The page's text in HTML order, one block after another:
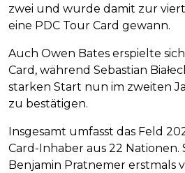
zwei und wurde damit zur
eine PDC Tour Card gewann.
Auch Owen Bates erspielte
Card, während Sebastian
starken Start nun im zweiten
zu bestätigen.
Insgesamt umfasst das Feld
Card-Inhaber aus 22 Nationen.
Benjamin Pratnemer erstmals